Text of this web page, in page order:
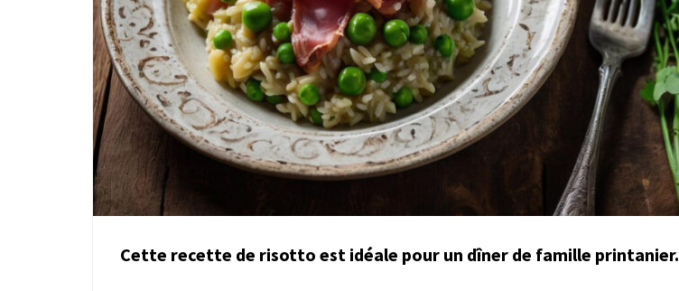
Cette recette de risotto est idéale pour un dîner de famille printanier.